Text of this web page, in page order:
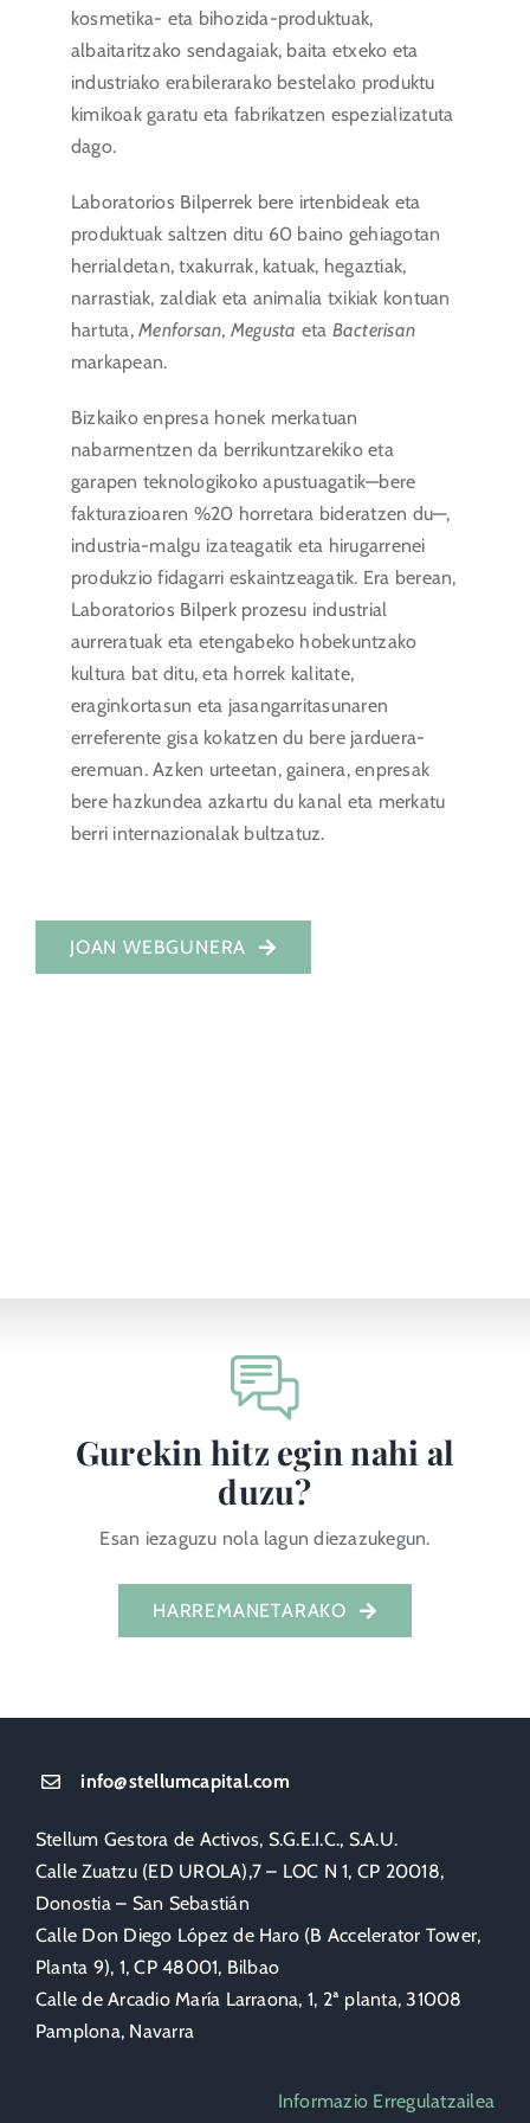
Inbertitzailearen ataria
kosmetika- eta bihozida-produktuak,
albaitaritzako sendagaiak, baita etxeko eta
industriako erabilerarako bestelako produktu
kimikoak garatu eta fabrikatzen espezializatuta
dago.
Laboratorios Bilperrek bere irtenbideak eta
produktuak saltzen ditu 60 baino gehiagotan
herrialdetan, txakurrak, katuak, hegaztiak,
narrastiak, zaldiak eta animalia txikiak kontuan
hartuta,Menforsan, Megusta eta Bacterisan
markapean.
Bizkaiko enpresa honek merkatuan
nabarmentzen da berrikuntzarekiko eta
garapen teknologikoko apustuagatik—bere
fakturazioaren %20 horretara bideratzen du—,
industria-malgu izateagatik eta hirugarrenei
produkzio fidagarri eskaintzeagatik. Era berean,
Laboratorios Bilperk prozesu industrial
aurreratuak eta etengabeko hobekuntzako
kultura bat ditu, eta horrek kalitate,
eraginkortasun eta jasangarritasunaren
erreferente gisa kokatzen du bere jarduera-
eremuan. Azken urteetan, gainera, enpresak
bere hazkundea azkartu du kanal eta merkatu
berri internazionalak bultzatuz.
JOAN WEBGUNERA
Gurekin hitz egin nahi al
duzu?
Esan iezaguzu nola lagun diezazukegun.
HARREMANETARAKO
info@stellumcapital.com
Stellum Gestora de Activos, S.G.E.I.C., S.A.U.
Calle Zuatzu (ED UROLA),7 – LOC N 1, CP 20018,
Donostia – San Sebastián
Calle Don Diego López de Haro (B Accelerator Tower,
Planta 9), 1, CP 48001, Bilbao
Calle de Arcadio María Larraona, 1, 2ª planta, 31008
Pamplona, Navarra
Informazio Erregulatzailea